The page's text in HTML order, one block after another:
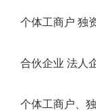
个体工商户 独
合伙企业 法人
个体工商户、